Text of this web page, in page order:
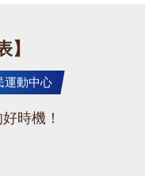
運動中心
時機！